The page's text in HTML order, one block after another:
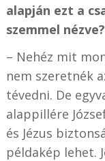
alapján ezt a
szemmel nézve?
– Nehéz mit
nem szeretnék
tévedni. De
alappillére
és Jézus
példakép lehet.